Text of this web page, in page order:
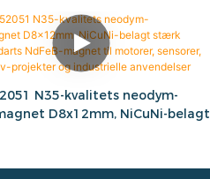
N35-kvalitets neodym-
D8x12mm, NiCuNi-belagt
anvendelser